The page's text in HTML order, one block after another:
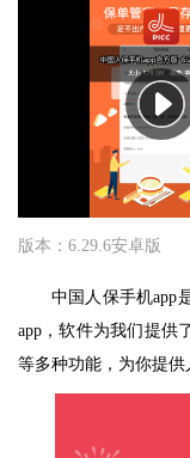
版本：6.29.6安卓版
中国人保手机app
app，软件为我们提供
等多种功能，为你提供